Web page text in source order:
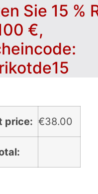
Sie 15 %
€,
price: €38.00